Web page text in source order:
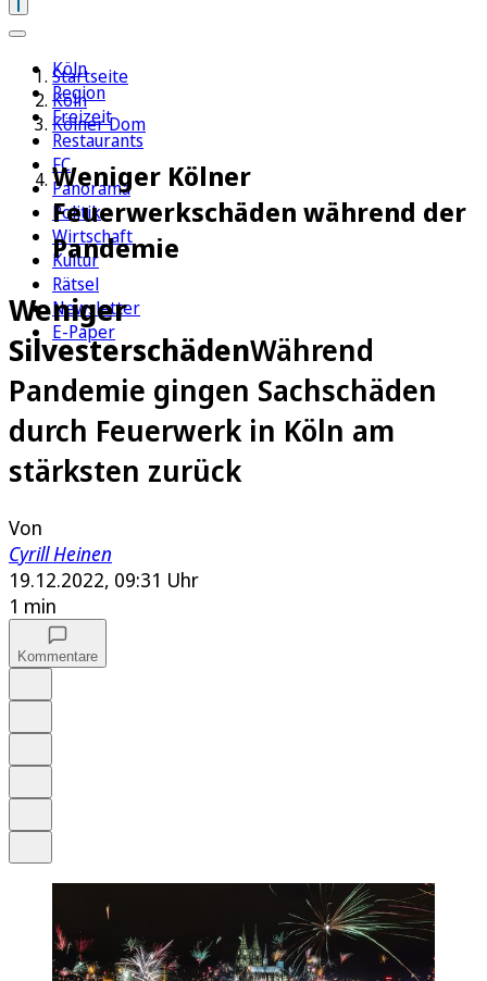
Köln
Region
Freizeit
Restaurants
FC
Panorama
Politik
Wirtschaft
Kultur
Rätsel
Newsletter
E-Paper
Startseite
Köln
Kölner Dom
Weniger Kölner
Feuerwerkschäden während der
Pandemie
Weniger
SilvesterschädenWährend
Pandemie gingen Sachschäden
durch Feuerwerk in Köln am
stärksten zurück
Von
Cyrill Heinen
19.12.2022, 09:31 Uhr
1 min
Kommentare